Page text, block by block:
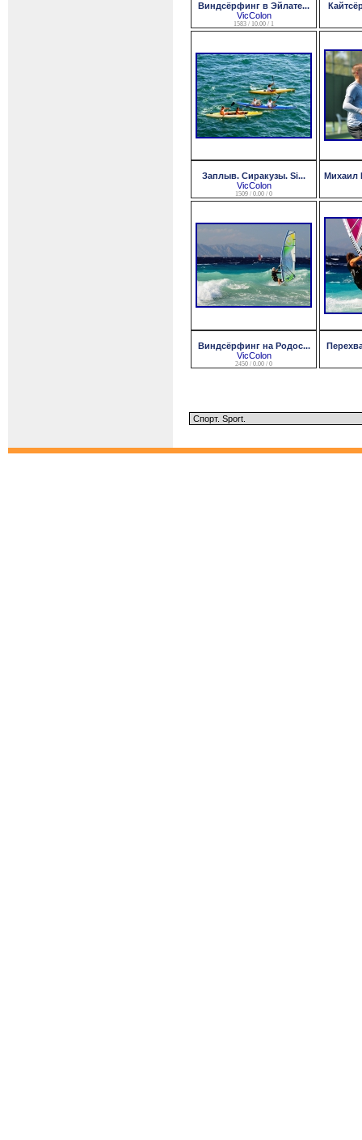
Виндсёрфинг в Эйлате...
VicColon
1583 / 10.00 / 1
Заплыв. Сиракузы. Si...
VicColon
1509 / 0.00 / 0
Михаил
Виндсёрфинг на Родос...
VicColon
2450 / 0.00 / 0